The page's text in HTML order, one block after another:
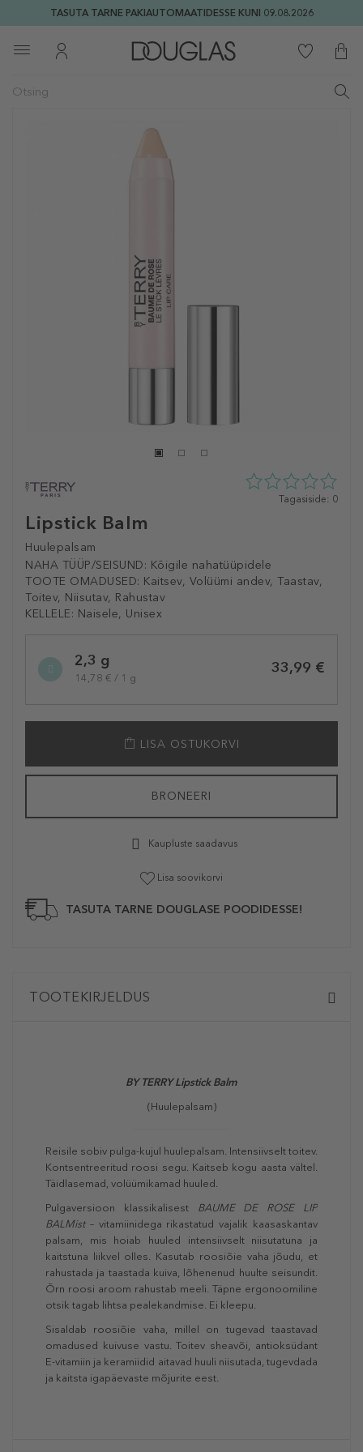
TASUTA TARNE PAKIAUTOMAATIDESSE KUNI 09.08.2026
Lipstick Balm
Huulepalsam
NAHA TÜÜP/SEISUND: Kõigile nahatüüpidele
TOOTE OMADUSED: Kaitsev, Volüümi andev, Taastav,
Toitev, Niisutav, Rahustav
KELLELE: Naisele, Unisex
0
Tagasiside: 0
variation2,3 g
14,78 € / 1 g
33,99 €
LISA OSTUKORVI
BRONEERI
Kaupluste saadavus
Lisa soovikorvi
TASUTA TARNE DOUGLASE POODIDESSE!
TOOTEKIRJELDUS
BY TERRY Lipstick Balm
(Huulepalsam)
Reisile sobiv pulga-kujul huulepalsam. Intensiivselt toitev.
Kontsentreeritud roosi segu. Kaitseb kogu aasta vältel.
Täidlasemad, volüümikamad huuled.
Pulgaversioon klassikalisest BAUME DE ROSE LIP
BALMist– vitamiinidega rikastatud vajalik kaasaskantav
palsam, mis hoiab huuled intensiivselt niisutatuna ja
kaitstuna liikvel olles. Kasutab roosiõie vaha jõudu, et
rahustada ja taastada kuiva, lõhenenud huulte seisundit.
Õrn roosi aroom rahustab meeli. Täpne ergonoomiline
otsik tagab lihtsa pealekandmise. Ei kleepu.
Sisaldab roosiõie vaha, millel on tugevad taastavad
omadused kuivuse vastu. Toitev sheavõi, antioksüdant
E-vitamiin ja keramiidid aitavad huuli niisutada, tugevdada
ja kaitsta igapäevaste mõjurite eest.